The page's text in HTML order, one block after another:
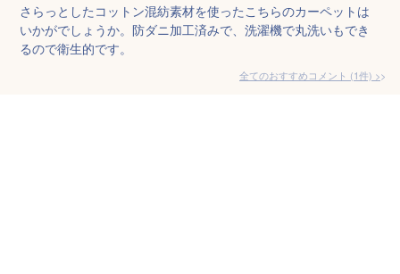
さらっとしたコットン混紡素材を使ったこちらのカーペットは
いかがでしょうか。防ダニ加工済みで、洗濯機で丸洗いもでき
るので衛生的です。
全てのおすすめコメント (1件) >